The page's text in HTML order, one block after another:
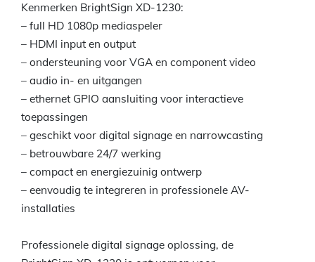
Kenmerken BrightSign XD-1230:
– full HD 1080p mediaspeler
– HDMI input en output
– ondersteuning voor VGA en component video
– audio in- en uitgangen
– ethernet GPIO aansluiting voor interactieve
toepassingen
– geschikt voor digital signage en narrowcasting
– betrouwbare 24/7 werking
– compact en energiezuinig ontwerp
– eenvoudig te integreren in professionele AV-
installaties
Professionele digital signage oplossing, de